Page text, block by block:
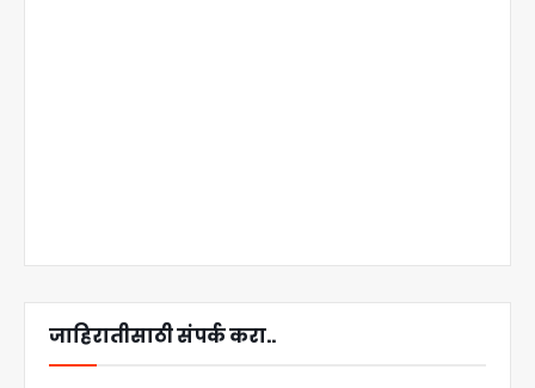
जाहिरातीसाठी संपर्क करा..